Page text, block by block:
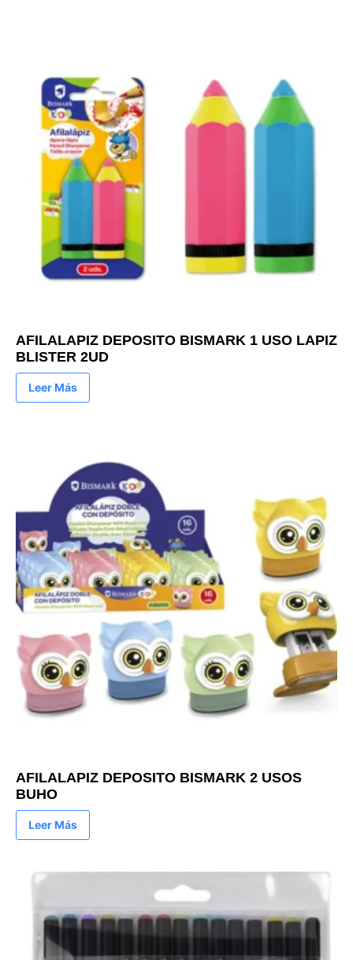
AFILALAPIZ DEPOSITO BISMARK 1 USO LAPIZ
BLISTER 2UD
Leer Más
AFILALAPIZ DEPOSITO BISMARK 2 USOS
BUHO
Leer Más